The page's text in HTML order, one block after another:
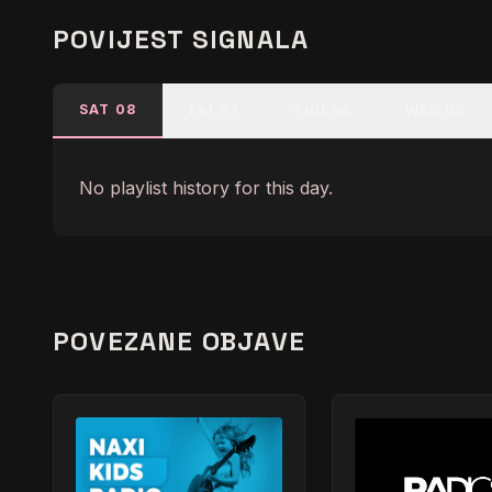
POVIJEST SIGNALA
SAT 08
No playlist history for this day.
POVEZANE OBJAVE